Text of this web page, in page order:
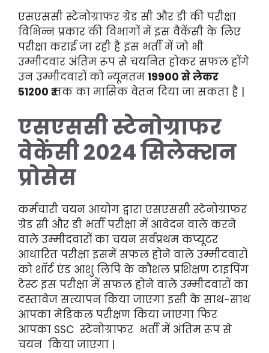
एसएससी स्टेनोग्राफर ग्रेड सी और डी की परीक्षा
विभिन्न प्रकार की विभागों में इस वैकेंसी के लिए
परीक्षा कराई जा रही है इस भर्ती में जो भी
उम्मीदवार अंतिम रूप से चयनित होकर सफल होंगे
उन उम्मीदवारों को न्यूनतम 19900 से लेकर
51200 ₹ तक का मासिक वेतन दिया जा सकता है |
एसएससी स्टेनोग्राफर
वेकेंसी 2024 सिलेक्शन
प्रोसेस
कर्मचारी चयन आयोग द्वारा एसएससी स्टेनोग्राफर
ग्रेड सी और डी भर्ती परीक्षा में आवेदन वाले करने
वाले उम्मीदवारों का चयन सर्वप्रथम कंप्यूटर
आधारित परीक्षा इसमें सफल होने वाले उम्मीदवारों
को शॉर्ट एंड आशु लिपि के कौशल प्रशिक्षण टाइपिंग
टेस्ट इस परीक्षा में सफल होने वाले उम्मीदवारों का
दस्तावेज सत्यापन किया जाएगा इसी के साथ-साथ
आपका मेडिकल परीक्षण किया जाएगा फिर
आपका SSC स्टेनोग्राफर भर्ती में अंतिम रूप से
चयन किया जाएगा |